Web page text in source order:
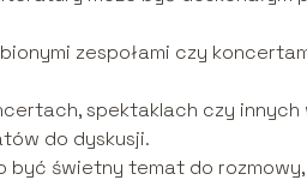
zespołami czy
spektaklach czy
do dyskusji.
świetny temat do